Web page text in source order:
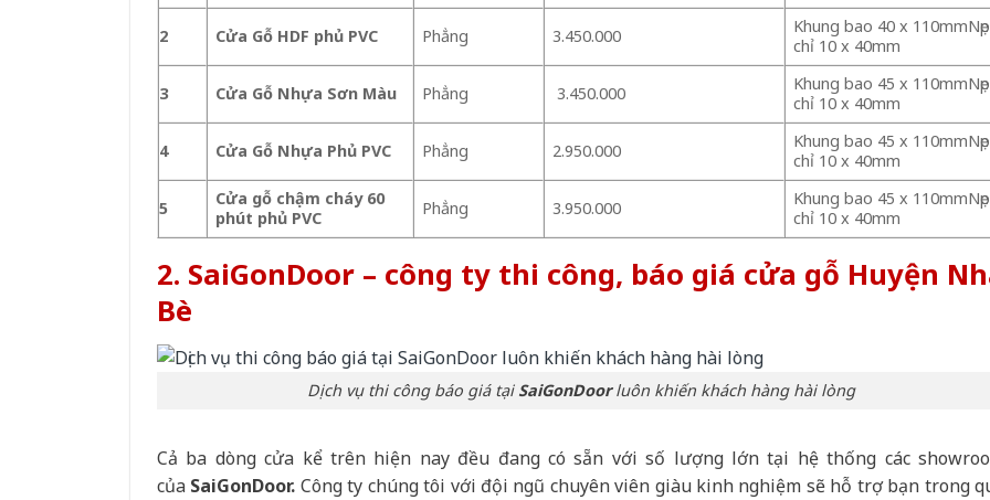
2 Cửa Gỗ HDF phủ PVC Phẳng 3.450.000
Khung bao 40 x 110mmNẹp
chỉ 10 x 40mm
3 Cửa Gỗ Nhựa Sơn Màu Phẳng 3.450.000
Khung bao 45 x 110mmNẹp
chỉ 10 x 40mm
4 Cửa Gỗ Nhựa Phủ PVC Phẳng 2.950.000
Khung bao 45 x 110mmNẹp
chỉ 10 x 40mm
5
Cửa gỗ chậm cháy 60
phút phủ PVC
Phẳng 3.950.000
Khung bao 45 x 110mmNẹp
chỉ 10 x 40mm
2. SaiGonDoor – công ty thi công, báo giá cửa gỗ Huyện
Bè
Dịch vụ thi công báo giá tạiSaiGonDoorluôn khiến khách hàng hài lòng
Cả ba dòng cửa kể trên hiện nay đều đang có sẵn với số lượng lớn tại hệ thống các
của SaiGonDoor. Công ty chúng tôi với đội ngũ chuyên viên giàu kinh nghiệm sẽ hỗ trợ bạn trong